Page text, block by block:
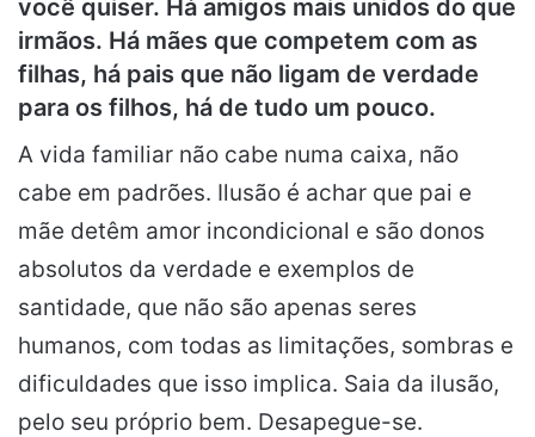
você quiser. Há amigos mais unidos do que
irmãos. Há mães que competem com as
filhas, há pais que não ligam de verdade
para os filhos, há de tudo um pouco.
A vida familiar não cabe numa caixa, não
cabe em padrões. Ilusão é achar que pai e
mãe detêm amor incondicional e são donos
absolutos da verdade e exemplos de
santidade, que não são apenas seres
humanos, com todas as limitações, sombras e
dificuldades que isso implica. Saia da ilusão,
pelo seu próprio bem. Desapegue-se.